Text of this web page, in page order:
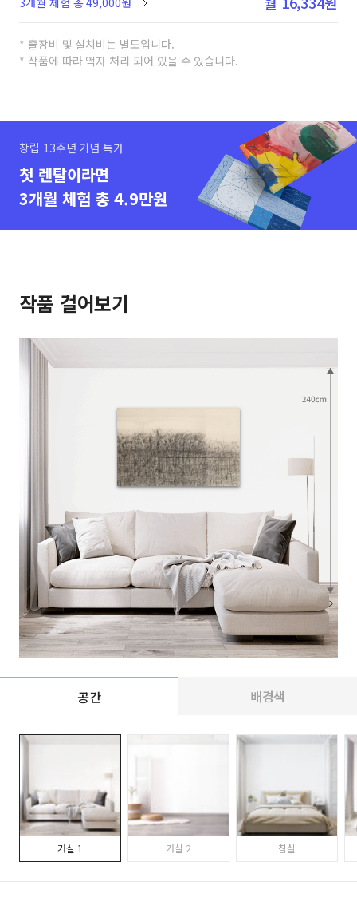
* 출장비 및 설치비는 별도입니다.
* 작품에 따라 액자 처리 되어 있을 수 있습니다.
창립 13주년 기념 특가
첫 렌탈이라면
3개월 체험 총 4.9만원
작품 걸어보기
공간 배경색
거실 1 거실 2 침실